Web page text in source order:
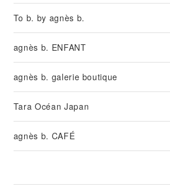
To b. by agnès b.
agnès b. ENFANT
agnès b. galerie boutique
Tara Océan Japan
agnès b. CAFÉ